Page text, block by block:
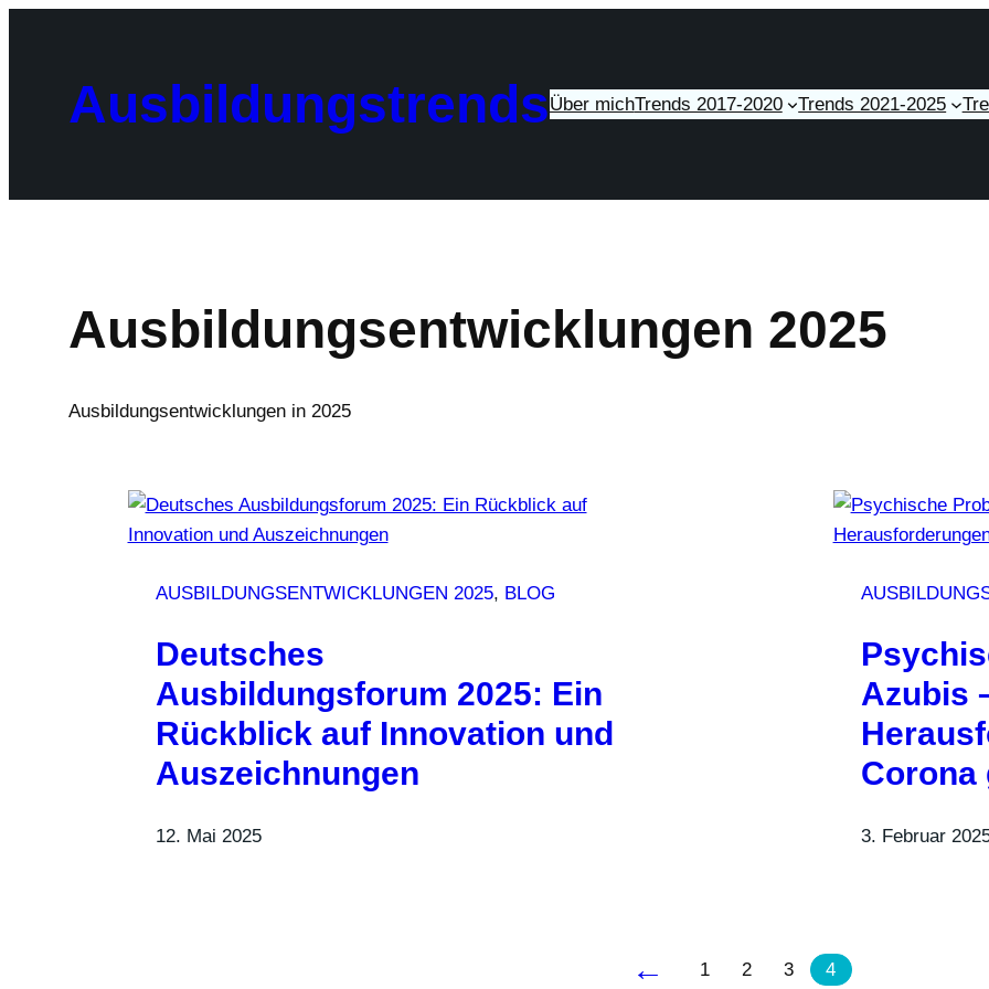
AusbildungstrendsÜber michTrends 2017-2020 Trends 2021-2025
Ausbildungsentwicklungen 2025
Ausbildungsentwicklungen in 2025
AUSBILDUNGSENTWICKLUNGEN 2025, BLOG
Deutsches
Ausbildungsforum 2025: Ein
Rückblick auf Innovation und
Auszeichnungen
12. Mai 2025
Azubis
Corona
3. Februar
← 1 2 3 4